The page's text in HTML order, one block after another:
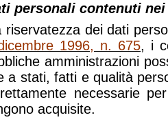
personali contenuti
riservatezza dei dati
1996, n. 675, i
amministrazioni
a stati, fatti e qualità
necessarie
acquisite.